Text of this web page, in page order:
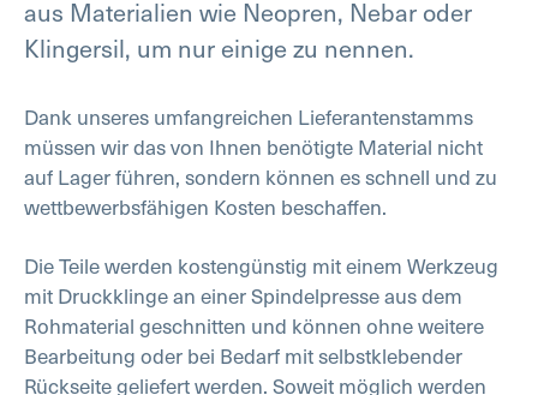
aus Materialien wie Neopren, Nebar oder
Klingersil, um nur einige zu nennen.
Dank unseres umfangreichen Lieferantenstamms
müssen wir das von Ihnen benötigte Material nicht
auf Lager führen, sondern können es schnell und zu
wettbewerbsfähigen Kosten beschaffen.
Die Teile werden kostengünstig mit einem Werkzeug
mit Druckklinge an einer Spindelpresse aus dem
Rohmaterial geschnitten und können ohne weitere
Bearbeitung oder bei Bedarf mit selbstklebender
Rückseite geliefert werden. Soweit möglich werden